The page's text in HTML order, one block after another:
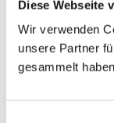
Diese Webseite
Wir verwenden
unsere Partner
gesammelt